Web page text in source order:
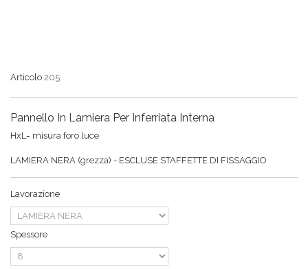
Articolo 205
Pannello In Lamiera Per Inferriata Interna
HxL= misura foro luce
LAMIERA NERA (grezza) - ESCLUSE STAFFETTE DI FISSAGGIO
Lavorazione
Spessore